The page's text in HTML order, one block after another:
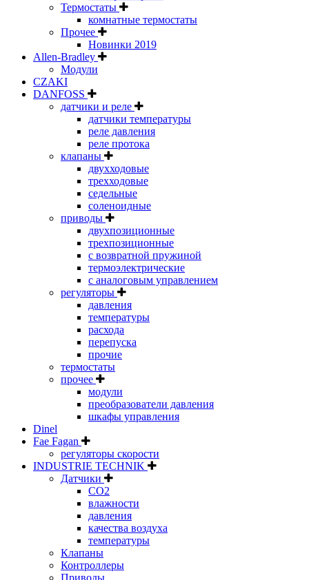
Термостаты
комнатные термостаты
Прочее
Новинки 2019
Allen-Bradley
Модули
CZAKI
DANFOSS
датчики и реле
датчики температуры
реле давления
реле протока
клапаны
двухходовые
трехходовые
седельные
соленоидные
приводы
двухпозиционные
трехпозиционные
с возвратной пружиной
термоэлектрические
с аналоговым управлением
регуляторы
давления
температуры
расхода
перепуска
прочие
термостаты
прочее
модули
преобразователи давления
шкафы управления
Dinel
Fae Fagan
регуляторы скорости
INDUSTRIE TECHNIK
Датчики
CO2
влажности
давления
качества воздуха
температуры
Клапаны
Контроллеры
Приводы